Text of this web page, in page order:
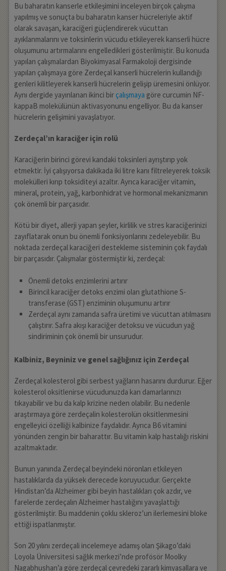
Bu baharatın kanserle etkileşimini inceleyen birçok çalışma
yapılmış ve sonuçta bu baharatın kanser hücreleriyle aktif
olarak savaşan, karaciğeri güçlendirerek vücuttan
ayıklanmalarını ve toksinlerin vücudu etkileyerek kanserli hücre
oluşumunu artırmalarını engelledikleri gösterilmiştir. Bu konuda
yapılan çalışmalardan Biyokimyasal Farmakoloji dergisinde
yapılan çalışmaya göre Zerdeçal kanserli hücrelerin kullandığı
genleri kilitleyerek kanserli hücrelerin gelişip üremesini önlüyor.
Aynı dergide yayınlanan ikinci birçalışmaya göre curcumin NF-
kappaB molekülünün aktivasyonunu engelliyor. Bu da kanser
hücrelerin gelişimini yavaşlatıyor.
Zerdeçal’ın karaciğer için rolü
Karaciğerin birinci görevi kandaki toksinleri ayrıştırıp yok
etmektir. İyi çalışıyorsa dakikada iki litre kanı filtreleyerek toksik
molekülleri kırıp toksiditeyi azaltır. Ayrıca karaciğer vitamin,
mineral, protein, yağ, karbonhidrat ve hormonal mekanizmanın
çok önemli bir parçasıdır.
Kötü bir diyet, allerji yapan şeyler, kirlilik ve stres karaciğerinizi
zayıflatarak onun bu önemli fonksiyonlarını zedeleyebilir. Bu
noktada zerdeçal karaciğeri destekleme sisteminin çok faydalı
bir parçasıdır. Çalışmalar göstermiştir ki, zerdeçal:
Önemli detoks enzimlerini artırır
Birincil karaciğer detoks enzimi olan glutathione S-
transferase (GST) enziminin oluşumunu artırır
Zerdeçal aynı zamanda safra üretimi ve vücuttan atılmasını
çalıştırır. Safra akışı karaciğer detoksu ve vücudun yağ
sindiriminin çok önemli bir unsurudur.
Kalbiniz, Beyniniz ve genel sağlığınız için Zerdeçal
Zerdeçal kolesterol gibi serbest yağların hasarını durdurur. Eğer
kolesterol oksitlenirse vücudunuzda kan damarlarınızı
tıkayabilir ve bu da kalp krizine neden olabilir. Bu nedenle
araştırmaya göre zerdeçalin kolesterolün oksitlenmesini
engelleyici özelliği kalbinize faydalıdır. Ayrıca B6 vitamini
yönünden zengin bir baharattır. Bu vitamin kalp hastalığı riskini
azaltmaktadır.
Bunun yanında Zerdeçal beyindeki nöronları etkileyen
hastalıklarda da yüksek derecede koruyucudur. Gerçekte
Hindistan’da Alzheimer gibi beyin hastalıkları çok azdır, ve
farelerde zerdeçalın Alzheimer hastalığını yavaşlattığı
gösterilmiştir. Bu maddenin çoklu skleroz’un ilerlemesini bloke
ettiği ispatlanmıştır.
Son 20 yılını zerdeçali incelemeye adamış olan Şikago’daki
Loyola Üniversitesi sağlık merkezi’nde profösör Moolky
Nagabhushan’a göre zerdeçal çevredeki zararlı kimyasallara ve